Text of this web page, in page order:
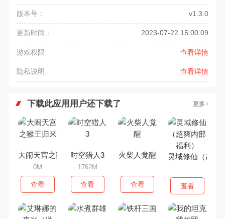
版本号： v1.3.0
更新时间： 2023-07-22 15:00:09
游戏权限 查看详情
隐私说明 查看详情
下载此应用用户还下载了 更多
大闹天宫之猴王归来
0M
查看
时空猎人3
1762M
查看
火柴人觉醒
查看
灵域修仙（超爽
查看